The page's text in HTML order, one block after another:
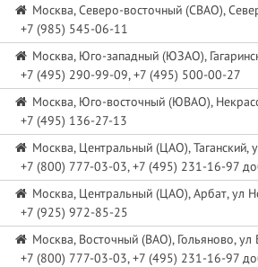
Москва, Северо-восточный (СВАО),
+7 (985) 545-06-11
Москва, Юго-западный (ЮЗАО),
+7 (495) 290-99-09, +7 (495) 500-00-27
Москва, Юго-восточный (ЮВАО),
+7 (495) 136-27-13
Москва, Центральный (ЦАО), Таганский,
+7 (800) 777-03-03, +7 (495) 231-16-97
Москва, Центральный (ЦАО), Арбат, ул
+7 (925) 972-85-25
Москва, Восточный (ВАО), Гольяново, ул
+7 (800) 777-03-03, +7 (495) 231-16-97